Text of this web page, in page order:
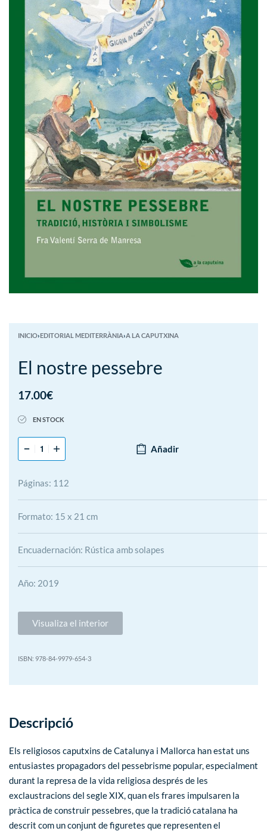
INICIO›EDITORIAL MEDITERRÀNIA›A LA CAPUTXINA
El nostre pessebre
17.00€
EN STOCK
Añadir
Páginas: 112
Formato: 15 x 21 cm
Encuadernación: Rústica amb solapes
Año: 2019
Visualiza el interior
978-84-9979-654-3
Descripció
Els religiosos caputxins de Catalunya i Mallorca han estat uns
entusiastes propagadors del pessebrisme popular, especialment
durant la represa de la vida religiosa després de les
exclaustracions del segle XIX, quan els frares impulsaren la
pràctica de construir pessebres, que la tradició catalana ha
descrit com un conjunt de figuretes que representen el